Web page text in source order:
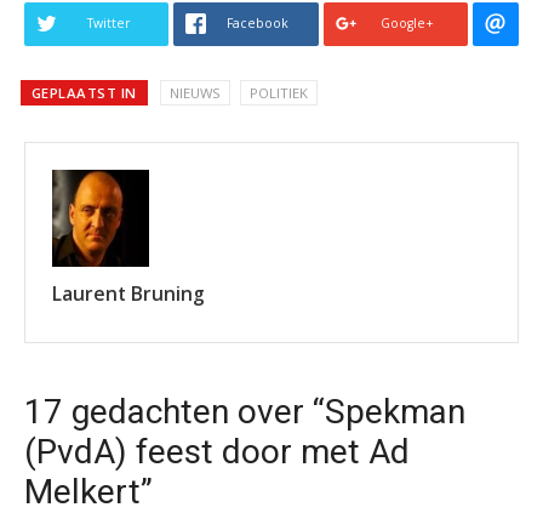
Twitter Facebook Google+
GEPLAATST IN NIEUWS POLITIEK
Laurent Bruning
17 gedachten over “Spekman
(PvdA) feest door met Ad
Melkert”